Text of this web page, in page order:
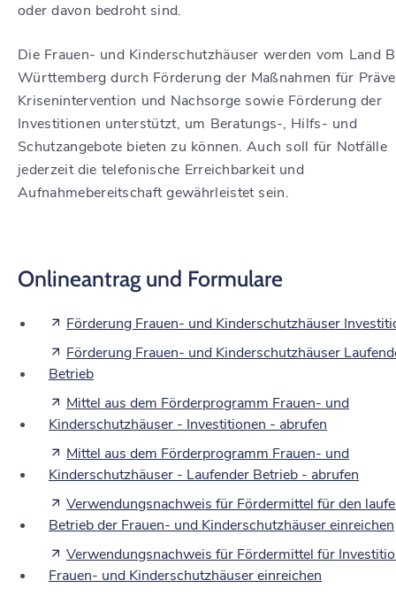
oder davon bedroht sind.
Die Frauen- und Kinderschutzhäuser werden vom Land
Württemberg durch Förderung der Maßnahmen für
Krisenintervention und Nachsorge sowie Förderung der
Investitionen unterstützt, um Beratungs-, Hilfs- und
Schutzangebote bieten zu können. Auch soll für Notfälle
jederzeit die telefonische Erreichbarkeit und
Aufnahmebereitschaft gewährleistet sein.
Onlineantrag und Formulare
Förderung Frauen- und Kinderschutzhäuser
Förderung Frauen- und Kinderschutzhäuser
Betrieb
Mittel aus dem Förderprogramm Frauen- und
Kinderschutzhäuser - Investitionen - abrufen
Mittel aus dem Förderprogramm Frauen- und
Kinderschutzhäuser - Laufender Betrieb - abrufen
Verwendungsnachweis für Fördermittel für den
Betrieb der Frauen- und Kinderschutzhäuser einreichen
Verwendungsnachweis für Fördermittel für
Frauen- und Kinderschutzhäuser einreichen